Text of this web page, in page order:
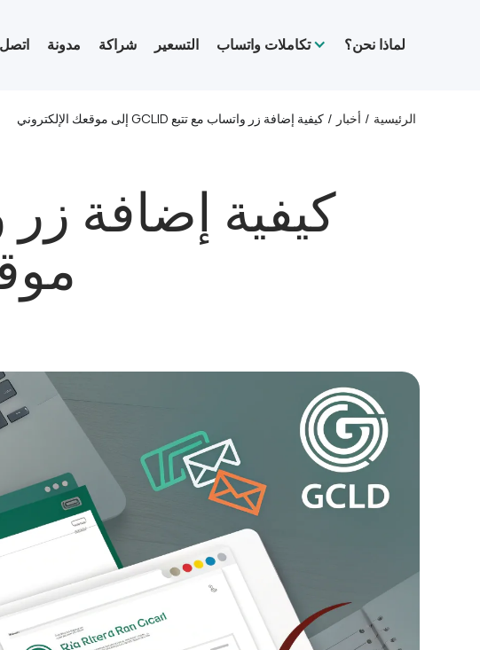
لماذا نحن؟ تكاملات واتساب التسعير شراكة مدونة اتصل
الرئيسية / أخبار / كيفية إضافة زر واتساب مع تتبع GCLID إلى موقعك الإلكتروني